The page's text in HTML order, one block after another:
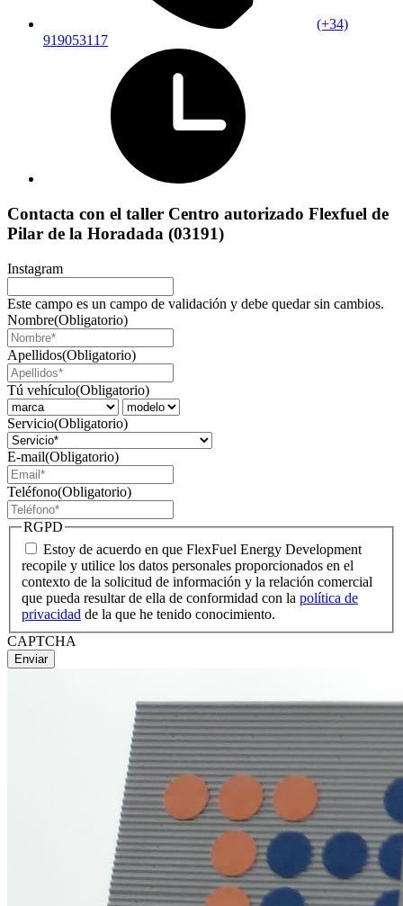
(+34)
919053117
Contacta con el taller Centro autorizado Flexfuel de
Pilar de la Horadada (03191)
Instagram
Este campo es un campo de validación y debe quedar sin cambios.
Nombre(Obligatorio)
Apellidos(Obligatorio)
Tú vehículo(Obligatorio)
Servicio(Obligatorio)
E-mail(Obligatorio)
Teléfono(Obligatorio)
RGPD
Estoy de acuerdo en que FlexFuel Energy Development
recopile y utilice los datos personales proporcionados en el
contexto de la solicitud de información y la relación comercial
que pueda resultar de ella de conformidad con la política de
privacidad de la que he tenido conocimiento.
CAPTCHA